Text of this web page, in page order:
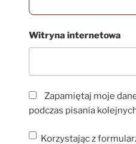
Witryna internetowa
Zapamiętaj moje
podczas pisania
Korzystając z